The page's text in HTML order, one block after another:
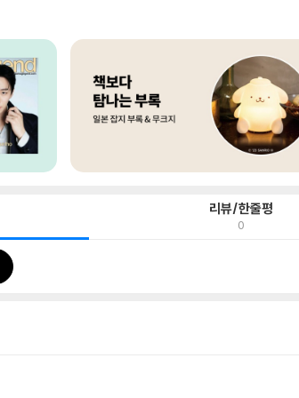
리뷰/한줄평
0